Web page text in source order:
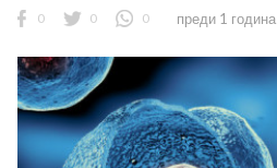
0 0 0 преди 1 година